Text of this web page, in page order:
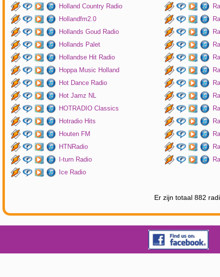
Holland Country Radio
Hollandfm2.0
Hollands Goud Radio
Hollands Palet
Hollandse Hit Radio
Hoppa Music Holland
Hot Dance Radio
Hot Jamz NL
HOTRADIO Classics
Hotradio Hits
Houten FM
HTNRadio
I-turn Radio
Ice Radio
Er zijn totaal 882